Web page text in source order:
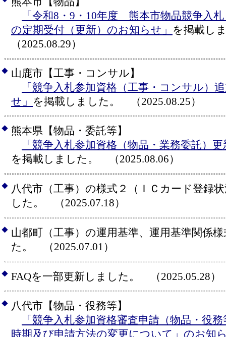
「令和8・9・10年度 熊本市物品競争入
の定期受付（更新）のお知らせ」 を掲載し
（2025.08.29）
◆ 山鹿市【工事・コンサル】
「競争入札参加資格（工事・コンサル）
せ」 を掲載しました。 （2025.08.25）
◆ 熊本県【物品・委託等】
「競争入札参加資格（物品・業務委託）
を掲載しました。 （2025.08.06）
◆ 八代市（工事）の様式２（ＩＣカード登録
した。 （2025.07.18）
◆ 山都町（工事）の運用基準、運用基準関係
た。 （2025.07.01）
◆ FAQを一部更新しました。 （2025.05.28）
◆ 八代市【物品・役務等】
「競争入札参加資格審査申請（物品・役
時期及び申請方法の変更について」のお知